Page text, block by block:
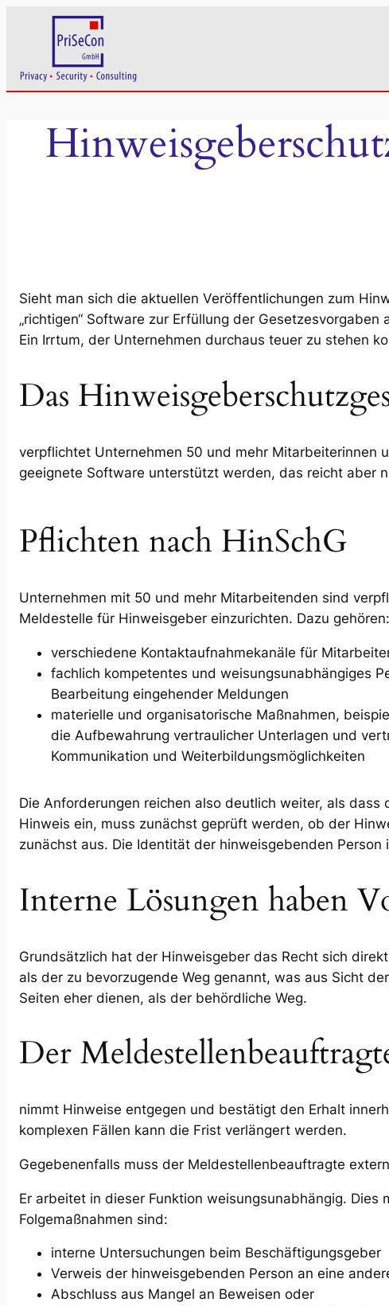
Sieht man sich die aktuellen Veröffentlichungen zum
„richtigen“ Software zur Erfüllung der Gesetzesvorgaben
Ein Irrtum, der Unternehmen durchaus teuer zu stehen
Das
verpflichtet Unternehmen 50 und mehr Mitarbeiterinnen
geeignete Software unterstützt werden, das reicht aber
Pflichten nach HinSchG
Unternehmen mit 50 und mehr Mitarbeitenden sind
Meldestelle für Hinweisgeber einzurichten. Dazu gehören:
verschiedene Kontaktaufnahmekanäle für
fachlich kompetentes und weisungsunabhängiges
Bearbeitung eingehender Meldungen
materielle und organisatorische Maßnahmen,
die Aufbewahrung vertraulicher Unterlagen und
Kommunikation und Weiterbildungsmöglichkeiten
Die Anforderungen reichen also deutlich weiter, als
Hinweis ein, muss zunächst geprüft werden, ob der
zunächst aus. Die Identität der hinweisgebenden
Interne Lösungen haben
Grundsätzlich hat der Hinweisgeber das Recht sich
als der zu bevorzugende Weg genannt, was aus Sicht
Seiten eher dienen, als der behördliche Weg.
Der
nimmt Hinweise entgegen und bestätigt den Erhalt
komplexen Fällen kann die Frist verlängert werden.
Gegebenenfalls muss der Meldestellenbeauftragte
Er arbeitet in dieser Funktion weisungsunabhängig.
Folgemaßnahmen sind:
interne Untersuchungen beim Beschäftigungsgeber
Verweis der hinweisgebenden Person an eine
Abschluss aus Mangel an Beweisen oder